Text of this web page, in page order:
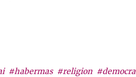
#habermas #religion